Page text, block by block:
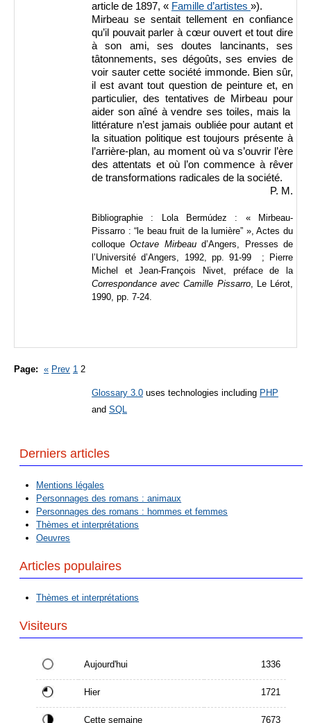
article de 1897, « Famille d’artistes »).
Mirbeau se sentait tellement en confiance
qu’il pouvait parler à cœur ouvert et tout dire
à son ami, ses doutes lancinants, ses
tâtonnements, ses dégoûts, ses envies de
voir sauter cette société immonde. Bien sûr,
il est avant tout question de peinture et, en
particulier, des tentatives de Mirbeau pour
aider son aîné à vendre ses toiles, mais la
littérature n’est jamais oubliée pour autant et
la situation politique est toujours présente à
l’arrière-plan, au moment où va s’ouvrir l’ère
des attentats et où l’on commence à rêver
de transformations radicales de la société.
P. M.
Bibliographie : Lola Bermúdez : « Mirbeau-
Pissarro : “le beau fruit de la lumière” », Actes du
colloqueOctave Mirbeaud’Angers, Presses de
l’Université d’Angers, 1992, pp. 91-99 ; Pierre
Michel et Jean-François Nivet, préface de la
Correspondance avec Camille Pissarro, Le Lérot,
1990, pp. 7-24.
Page: « Prev 1 2
Glossary 3.0 uses technologies including PHP
and SQL
Derniers articles
Mentions légales
Personnages des romans : animaux
Personnages des romans : hommes et femmes
Thèmes et interprétations
Oeuvres
Articles populaires
Thèmes et interprétations
Visiteurs
Aujourd'hui 1336
Hier 1721
Cette semaine 7673